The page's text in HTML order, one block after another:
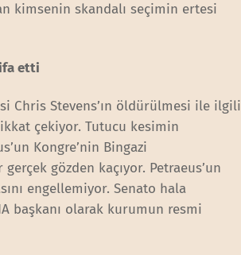
kimsenin skandalı seçimin ertesi
etti
Chris Stevens’ın öldürülmesi ile ilgili
çekiyor. Tutucu kesimin
Kongre’nin Bingazi
gözden kaçıyor. Petraeus’un
engellemiyor. Senato hala
başkanı olarak kurumun resmi